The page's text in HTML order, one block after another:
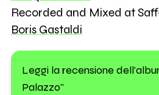
Recorded and Mixed at
Boris Gastaldi
Leggi la recensione
Palazzo"